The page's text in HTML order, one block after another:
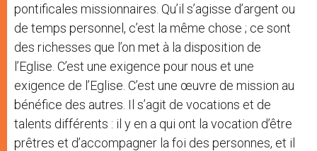
pontificales missionnaires. Qu’il s’agisse d’argent ou
de temps personnel, c’est la même chose ; ce sont
des richesses que l’on met à la disposition de
l’Eglise. C’est une exigence pour nous et une
exigence de l’Eglise. C’est une œuvre de mission au
bénéfice des autres. Il s’agit de vocations et de
talents différents : il y en a qui ont la vocation d’être
prêtres et d’accompagner la foi des personnes, et il